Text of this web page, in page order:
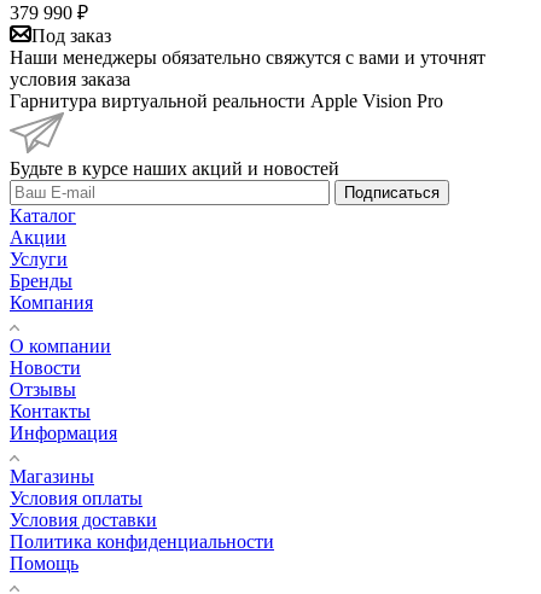
379 990 ₽
Под заказ
Наши менеджеры обязательно свяжутся с вами и уточнят
условия заказа
Гарнитура виртуальной реальности Apple Vision Pro
Будьте в курсе наших акций и новостей
Подписаться
Каталог
Акции
Услуги
Бренды
Компания
О компании
Новости
Отзывы
Контакты
Информация
Магазины
Условия оплаты
Условия доставки
Политика конфиденциальности
Помощь